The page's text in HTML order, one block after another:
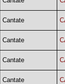
Cantate
Cantate
Cantate
Cantate